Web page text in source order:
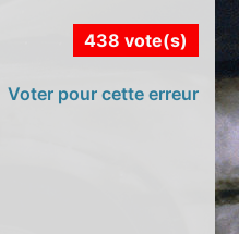
438 vote(s)
Voter pour cette erreur